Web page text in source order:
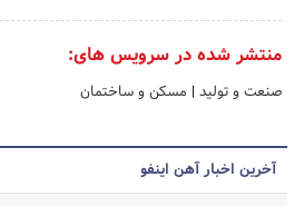
منتشر شده در سرویس های:
صنعت و تولید | مسکن و ساختمان
آخرین اخبار آهن اینفو